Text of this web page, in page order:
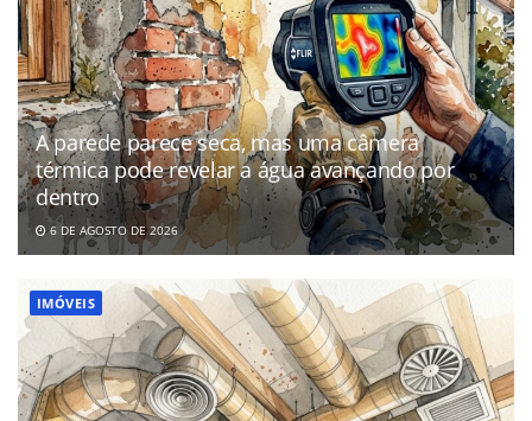
A parede parece seca, mas uma câmera
térmica pode revelar a água avançando por
dentro
6 DE AGOSTO DE 2026
IMÓVEIS